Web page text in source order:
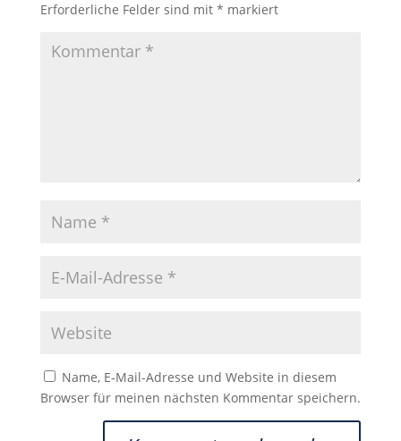
Erforderliche Felder sind mit * markiert
Name, E-Mail-Adresse und Website in diesem
Browser für meinen nächsten Kommentar speichern.